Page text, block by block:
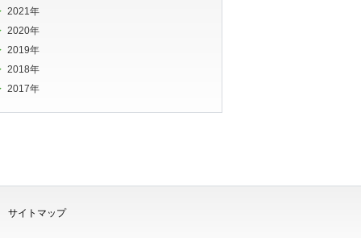
2021年
2020年
2019年
2018年
2017年
サイトマップ